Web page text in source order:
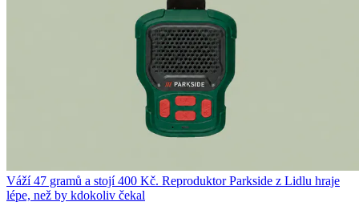
Váží 47 gramů a stojí 400 Kč. Reproduktor Parkside z Lidlu hraje
lépe, než by kdokoliv čekal